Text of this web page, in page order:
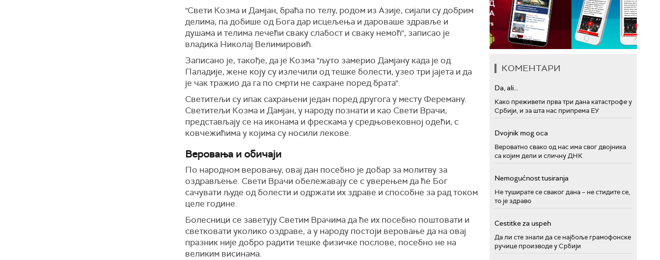
"Свети Козма и Дамјан, браћа по телу, родом из Азије, сијали су добрим
делима, па добише од Бога дар исцељења и дароваше здравље и
душама и телима лечећи сваку слабост и сваку немоћ", записао је
владика Николај Велимировић.
Записано је, такође, да је Козма "љуто замерио Дамјану када је од
Паладије, жене коју су излечили од тешке болести, узео три јајета и да
је чак тражио да га по смрти не сахране поред брата".
Светитељи су ипак сахрањени један поред другога у месту Фереману.
Светитељи Козма и Дамјан, у народу познати и као Свети Врачи,
представљају се на иконама и фрескама у средњовековној одећи, с
ковчежићима у којима су носили лекове.
Веровања и обичаји
По народном веровању, овај дан посебно је добар за молитву за
оздрављење. Свети Врачи обележавају се с уверењем да ће Бог
сачувати људе од болести и одржати их здраве и способне за рад током
целе године.
Болесници се заветују Светим Врачима да ће их посебно поштовати и
светковати уколико оздраве, а у народу постоји веровање да на овај
празник није добро радити тешке физичке послове, посебно не на
великим висинама.
КОМЕНТАРИ
Da, ali...
Како преживети прва три дана катастрофе у
Србији, и за шта нас припрема ЕУ
Dvojnik mog oca
Вероватно свако од нас има свог двојника
са којим дели и сличну ДНК
Nemogućnost tusiranja
Не туширате се сваког дана – не стидите се,
то је здраво
Cestitke za uspeh
Да ли сте знали да се најбоље грамофонске
ручице производе у Србији